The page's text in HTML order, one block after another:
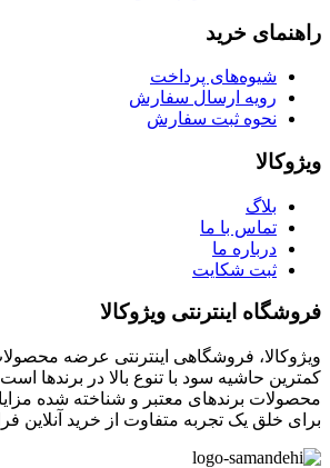
راهنمای خرید
شیوه‌های پرداخت
رویه ارسال سفارش
نحوه ثبت سفارش
ویژوکالا
بلاگ
تماس با ما
درباره ما
ثبت شکایت
فروشگاه اینترنتی ویژوکالا
ویژوکالا، فروشگاهی اینترنتی عرضه
کمترین حاشیه سود با تنوع بالا در برندها
محصولات برندهای معتبر و شناخته شده
برای خلق یک تجربه متفاوت از خرید آنلاین